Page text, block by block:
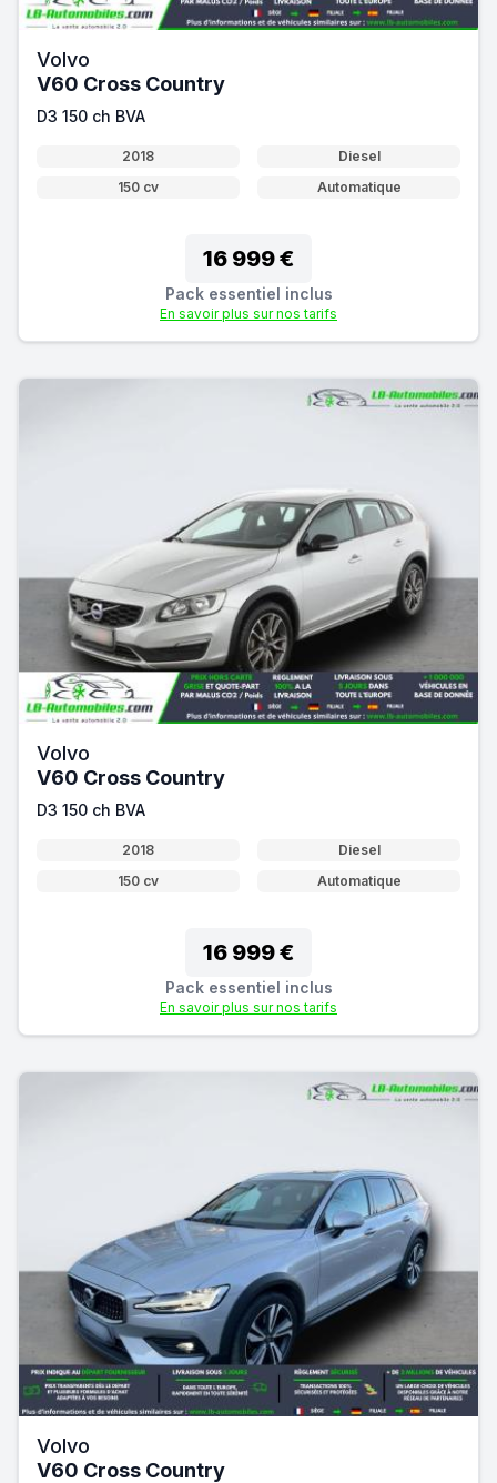
Volvo
V60 Cross Country
D3 150 ch BVA
2018
Diesel
150 cv
Automatique
16 999 €
Pack essentiel inclus
En savoir plus sur nos tarifs
Volvo
V60 Cross Country
D3 150 ch BVA
2018
Diesel
150 cv
Automatique
16 999 €
Pack essentiel inclus
En savoir plus sur nos tarifs
Volvo
V60 Cross Country